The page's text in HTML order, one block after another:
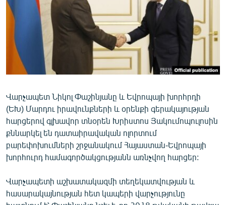
ՄՇԱԿՈՒՅԹ
ՄԵԿՆԱԲԱՆՈՒԹՅՈՒՆ
ՏՏ ԵՒ ԻՆՏԵՐՆԵՏ
ԱՐԽԻՎ
ՏԵՍԱՆՅՈՒԹԵՐ
ԲԱՆԱՎԵՃ
ՁԳՏԵԼՈՎ ԼԱՎԱԳՈՒՅՆԻՆ
Հայերեն
Վարչապետ Նիկոլ Փաշինյանը և Եվրոպայի խորհրդի
(ԵԽ) Մարդու իրավունքների և օրենքի գերակայության
հարցերով գլխավոր տնօրեն Խրիստոս Յակումոպուլոսին
քննարկել են դատաիրավական ոլորտում
բարեփոխումների շրջանակում Հայաստան-Եվրոպայի
խորհուրդ համագործակցությանն առնչվող հարցեր:
Վարչապետի աշխատակազմի տեղեկատվության և
հասարակայնության հետ կապերի վարչությունը